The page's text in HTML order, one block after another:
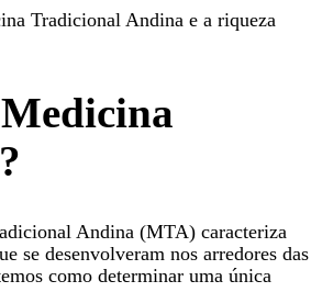
Tradicional Andina e a riqueza
Andina (MTA) caracteriza
se desenvolveram nos arredores das
como determinar uma única